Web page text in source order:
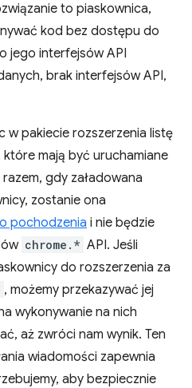
to piaskownica,
kod bez dostępu do
jego interfejsów API
brak interfejsów API,
w pakiecie rozszerzenia listę
mają być uruchamiane
gdy załadowana
zostanie ona
pochodzenia i nie będzie
chrome.* API. Jeśli
do rozszerzenia za
, możemy przekazywać jej
wykonywanie na nich
aż zwróci nam wynik. Ten
wiadomości zapewnia
aby bezpiecznie